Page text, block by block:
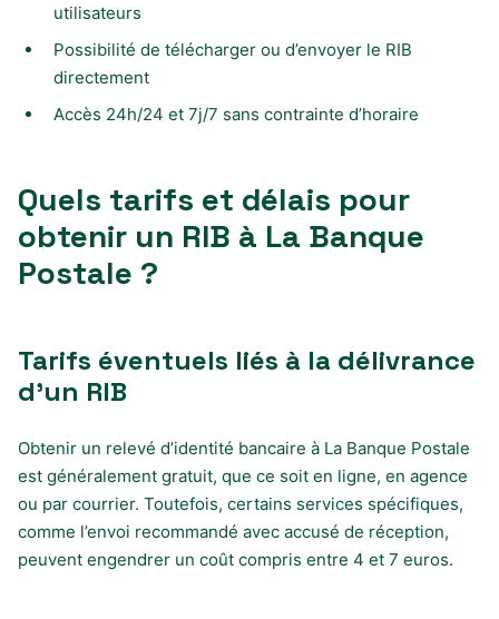
utilisateurs
Possibilité de télécharger ou d’envoyer le RIB
directement
Accès 24h/24 et 7j/7 sans contrainte d’horaire
Quels tarifs et délais pour
obtenir un RIB à La Banque
Postale ?
Tarifs éventuels liés à la délivrance
d’un RIB
Obtenir un relevé d’identité bancaire à La Banque Postale
est généralement gratuit, que ce soit en ligne, en agence
ou par courrier. Toutefois, certains services spécifiques,
comme l’envoi recommandé avec accusé de réception,
peuvent engendrer un coût compris entre 4 et 7 euros.